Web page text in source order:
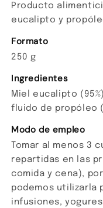
Producto
eucalipto y
Formato
250 g
Ingredientes
Miel eucalipto
fluido de propóleo
Modo de empleo
Tomar al menos 3
repartidas en las
comida y cena),
podemos utilizarla
infusiones,